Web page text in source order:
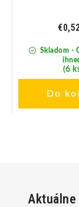
Skladom -
(6
Do
Aktuálne